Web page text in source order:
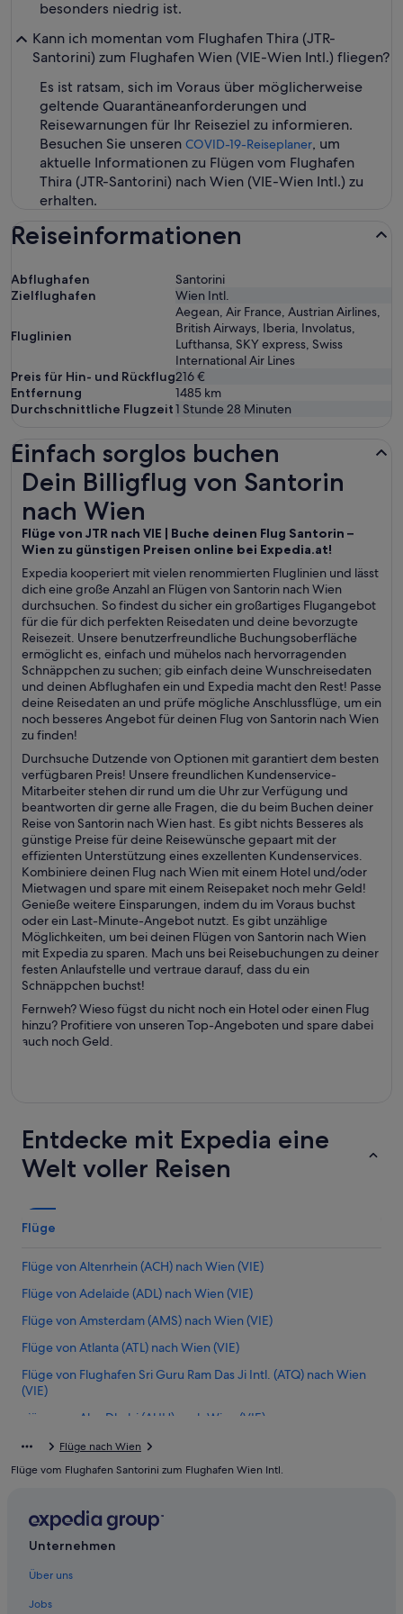
besonders niedrig ist.
Kann ich momentan vom Flughafen Thira (JTR-
Santorini) zum Flughafen Wien (VIE-Wien Intl.) fliegen?
Es ist ratsam, sich im Voraus über möglicherweise
geltende Quarantäneanforderungen und
Reisewarnungen für Ihr Reiseziel zu informieren.
Besuchen Sie unseren COVID-19-Reiseplaner, um
aktuelle Informationen zu Flügen vom Flughafen
Thira (JTR-Santorini) nach Wien (VIE-Wien Intl.) zu
erhalten.
Reiseinformationen
Abflughafen
Santorini
Zielflughafen
Wien Intl.
Fluglinien
Aegean, Air France, Austrian Airlines,
British Airways, Iberia, Involatus,
Lufthansa, SKY express, Swiss
International Air Lines
Preis für Hin- und Rückflug216 €
Entfernung
1485 km
Durchschnittliche Flugzeit1 Stunde 28 Minuten
Einfach sorglos buchen
Dein Billigflug von Santorin
nach Wien
Flüge von JTR nach VIE | Buche deinen Flug Santorin –
Wien zu günstigen Preisen online bei Expedia.at!
Expedia kooperiert mit vielen renommierten Fluglinien und lässt
dich eine große Anzahl an Flügen von Santorin nach Wien
durchsuchen. So findest du sicher ein großartiges Flugangebot
für die für dich perfekten Reisedaten und deine bevorzugte
Reisezeit. Unsere benutzerfreundliche Buchungsoberfläche
ermöglicht es, einfach und mühelos nach hervorragenden
Schnäppchen zu suchen; gib einfach deine Wunschreisedaten
und deinen Abflughafen ein und Expedia macht den Rest! Passe
deine Reisedaten an und prüfe mögliche Anschlussflüge, um ein
noch besseres Angebot für deinen Flug von Santorin nach Wien
zu finden!
Durchsuche Dutzende von Optionen mit garantiert dem besten
verfügbaren Preis! Unsere freundlichen Kundenservice-
Mitarbeiter stehen dir rund um die Uhr zur Verfügung und
beantworten dir gerne alle Fragen, die du beim Buchen deiner
Reise von Santorin nach Wien hast. Es gibt nichts Besseres als
günstige Preise für deine Reisewünsche gepaart mit der
effizienten Unterstützung eines exzellenten Kundenservices.
Kombiniere deinen Flug nach Wien mit einem Hotel und/oder
Mietwagen und spare mit einem Reisepaket noch mehr Geld!
Genieße weitere Einsparungen, indem du im Voraus buchst
oder ein Last-Minute-Angebot nutzt. Es gibt unzählige
Möglichkeiten, um bei deinen Flügen von Santorin nach Wien
mit Expedia zu sparen. Mach uns bei Reisebuchungen zu deiner
festen Anlaufstelle und vertraue darauf, dass du ein
Schnäppchen buchst!
Fernweh? Wieso fügst du nicht noch ein Hotel oder einen Flug
hinzu? Profitiere von unseren Top-Angeboten und spare dabei
auch noch Geld.
Dein Billigflug von Santorin nach Wien
Entdecke mit Expedia eine
Welt voller Reisen
Flüge
Flüge von Altenrhein (ACH) nach Wien (VIE)
Flüge von Adelaide (ADL) nach Wien (VIE)
Flüge von Amsterdam (AMS) nach Wien (VIE)
Flüge von Atlanta (ATL) nach Wien (VIE)
Flüge von Flughafen Sri Guru Ram Das Ji Intl. (ATQ) nach Wien
(VIE)
Flüge von Abu Dhabi (AUH) nach Wien (VIE)
Flüge von Baia Mare (BAY) nach Wien (VIE)
Flüge von Belgrad (BEG) nach Wien (VIE)
Flüge von León (BJX) nach Wien (VIE)
Flüge von Bocas del Toro (BOC) nach Wien (VIE)
Flüge von Bournemouth (BOH) nach Wien (VIE)
Flüge von Brasilia (BSB) nach Wien (VIE)
Flüge nach Wien
Flüge vom Flughafen Santorini zum Flughafen Wien Intl.
Unternehmen
Über uns
Jobs